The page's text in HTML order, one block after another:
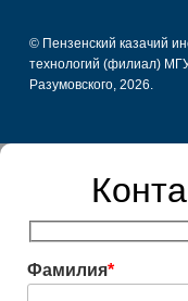
© Пензенский казачий
технологий (филиал)
Разумовского, 2026.
Фамилия*